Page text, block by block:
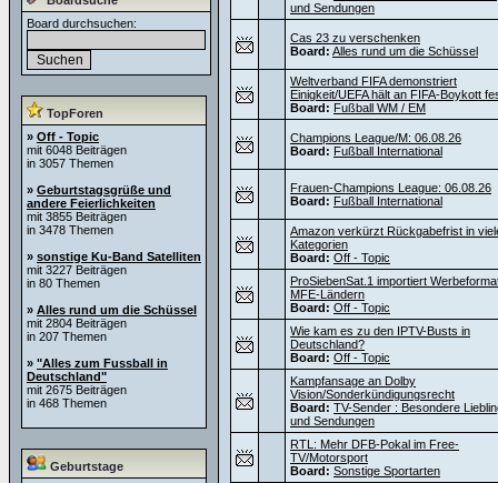
Board durchsuchen:
TopForen
» Off - Topic
mit 6048 Beiträgen
in 3057 Themen
» Geburtstagsgrüße und
andere Feierlichkeiten
mit 3855 Beiträgen
in 3478 Themen
» sonstige Ku-Band Satelliten
mit 3227 Beiträgen
in 80 Themen
» Alles rund um die Schüssel
mit 2804 Beiträgen
in 207 Themen
» "Alles zum Fussball in
Deutschland"
mit 2675 Beiträgen
in 468 Themen
Geburtstage
und Sendungen
Cas 23 zu verschenken
Board: Alles rund um die Schüssel
Weltverband FIFA demonstriert
Einigkeit/UEFA hält an FIFA-Boykott
Board: Fußball WM / EM
Champions League/M: 06.08.26
Board: Fußball International
Frauen-Champions League: 06.08.26
Board: Fußball International
Amazon verkürzt Rückgabefrist in
Kategorien
Board: Off - Topic
ProSiebenSat.1 importiert
MFE-Ländern
Board: Off - Topic
Wie kam es zu den IPTV-Busts in
Deutschland?
Board: Off - Topic
Kampfansage an Dolby
Vision/Sonderkündigungsrecht
Board: TV-Sender : Besondere
und Sendungen
RTL: Mehr DFB-Pokal im Free-
TV/Motorsport
Board: Sonstige Sportarten